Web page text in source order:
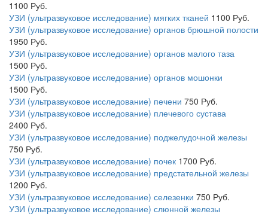
1100 Руб.
УЗИ (ультразвуковое исследование) мягких тканей 1100 Руб.
УЗИ (ультразвуковое исследование) органов брюшной полости
1950 Руб.
УЗИ (ультразвуковое исследование) органов малого таза
1500 Руб.
УЗИ (ультразвуковое исследование) органов мошонки
1500 Руб.
УЗИ (ультразвуковое исследование) печени 750 Руб.
УЗИ (ультразвуковое исследование) плечевого сустава
2400 Руб.
УЗИ (ультразвуковое исследование) поджелудочной железы
750 Руб.
УЗИ (ультразвуковое исследование) почек 1700 Руб.
УЗИ (ультразвуковое исследование) предстательной железы
1200 Руб.
УЗИ (ультразвуковое исследование) селезенки 750 Руб.
УЗИ (ультразвуковое исследование) слюнной железы